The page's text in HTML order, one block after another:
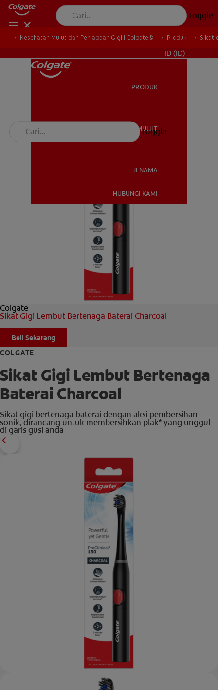
Toggle
UNTUK PARA PROFESIONAL
ID (ID)
PRODUK
KESEHATAN MULUT
JENAMA
HUBUNGI KAMI
Toggle
Kesehatan Mulut dan Penjagaan Gigi | Colgate® Produk Sikat
Colgate
Sikat Gigi Lembut Bertenaga Baterai Charcoal
Beli Sekarang
COLGATE
Sikat Gigi Lembut Bertenaga
Baterai Charcoal
Sikat gigi bertenaga baterai dengan aksi pembersihan
sonik, dirancang untuk membersihkan plak* yang unggul
di garis gusi anda